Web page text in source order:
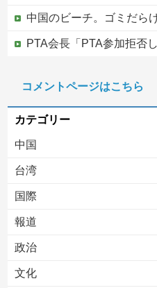
中国のビーチ。ゴミだら
PTA会長「PTA参加拒否した親
【なんで】竹島ソングを歌う韓国ア
コメントページはこちら
カテゴリー
中国
台湾
国際
報道
政治
文化